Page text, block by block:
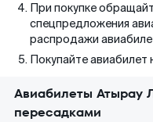
При покупке
спецпредложения
распродажи
Покупайте авиабилет
Авиабилеты Атырау
пересадками